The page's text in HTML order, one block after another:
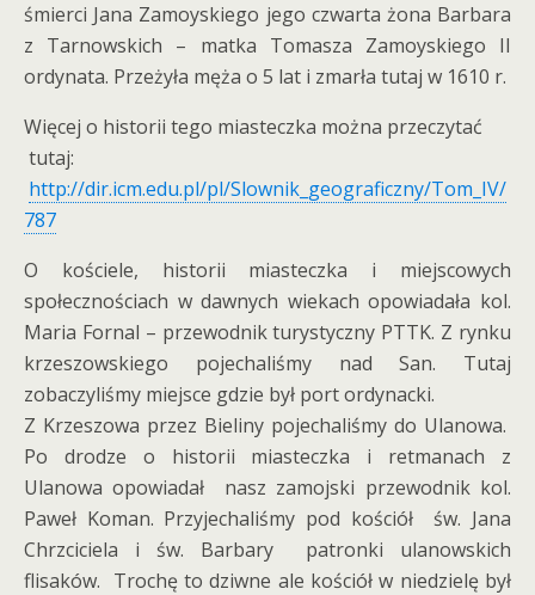
śmierci Jana Zamoyskiego jego czwarta żona Barbara
z Tarnowskich – matka Tomasza Zamoyskiego II
ordynata. Przeżyła męża o 5 lat i zmarła tutaj w 1610 r.
Więcej o historii tego miasteczka można przeczytać
tutaj:
http://dir.icm.edu.pl/pl/Slownik_geograficzny/Tom_IV/
787
O kościele, historii miasteczka i miejscowych
społecznościach w dawnych wiekach opowiadała kol.
Maria Fornal – przewodnik turystyczny PTTK. Z rynku
krzeszowskiego pojechaliśmy nad San. Tutaj
zobaczyliśmy miejsce gdzie był port ordynacki.
Z Krzeszowa przez Bieliny pojechaliśmy do Ulanowa.
Po drodze o historii miasteczka i retmanach z
Ulanowa opowiadał nasz zamojski przewodnik kol.
Paweł Koman. Przyjechaliśmy pod kościół św. Jana
Chrzciciela i św. Barbary patronki ulanowskich
flisaków. Trochę to dziwne ale kościół w niedzielę był